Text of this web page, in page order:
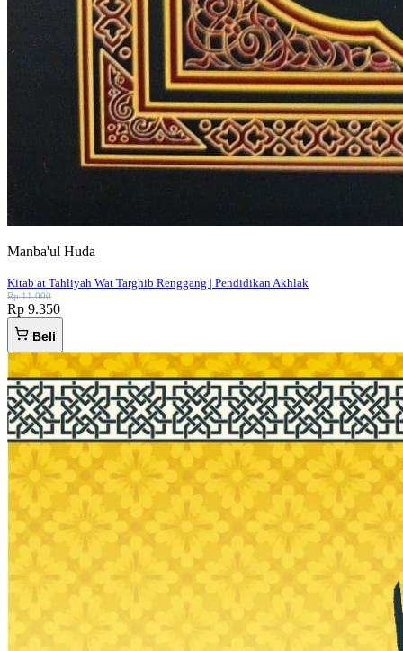
Manba'ul Huda
Kitab at Tahliyah Wat Targhib Renggang | Pendidikan Akhlak
Rp 11.000
Rp 9.350
Beli